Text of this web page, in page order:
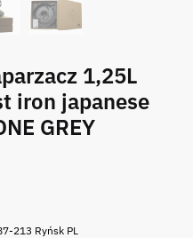
1,25L
iron japanese
GREY
213 Ryńsk PL